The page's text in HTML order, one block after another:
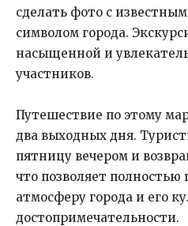
сделать фото с
символом города.
насыщенной и
участников.
Путешествие по этому
два выходных дня.
пятницу вечером и
что позволяет полностью
атмосферу города и его
достопримечательности.